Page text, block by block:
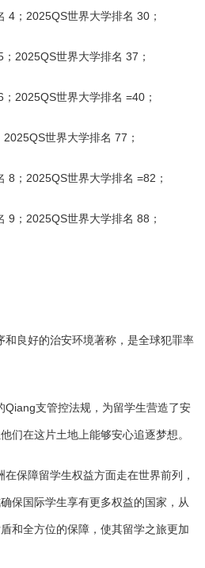
4；2025QS世界大学排名 30；
2025QS世界大学排名 37；
2025QS世界大学排名 =40；
世界大学排名 77；
8；2025QS世界大学排名 =82；
9；2025QS世界大学排名 88；
和良好的治安环境著称，是全球犯罪率
Qiang支管控法规，为留学生营造了安
们在这片土地上能够安心追逐梦想。
保障留学生权益方面走在世界前列，
保国际学生享有更多权益的国家，从
和全方位的保障，使其留学之旅更加